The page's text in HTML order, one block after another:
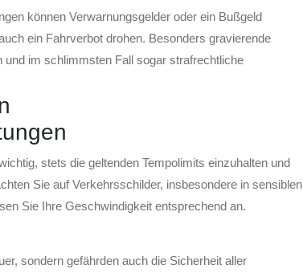
können Verwarnungsgelder oder ein Bußgeld
ein Fahrverbot drohen. Besonders gravierende
im schlimmsten Fall sogar strafrechtliche
stets die geltenden Tempolimits einzuhalten und
Sie auf Verkehrsschilder, insbesondere in sensiblen
Sie Ihre Geschwindigkeit entsprechend an.
sondern gefährden auch die Sicherheit aller